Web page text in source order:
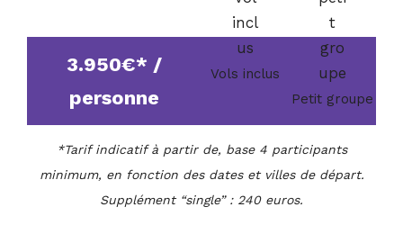
Petit groupe
Vols inclus
3.950€* /
personne
*Tarif indicatif à partir de, base 4 participants
minimum, en fonction des dates et villes de départ.
Supplément “single” : 240 euros.